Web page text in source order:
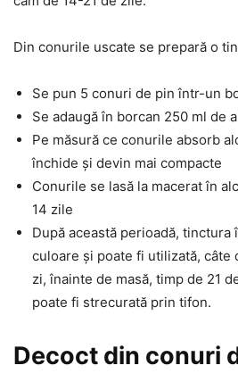
Din conurile uscate se prepară o
Se pun 5 conuri de pin într-un
Se adaugă în borcan 250 ml de
Pe măsură ce conurile absorb
închide și devin mai compacte
Conurile se lasă la macerat în
14 zile
După această perioadă, tinctura
culoare și poate fi utilizată, câte
zi, înainte de masă, timp de 21
poate fi strecurată prin tifon.
Decoct din conuri